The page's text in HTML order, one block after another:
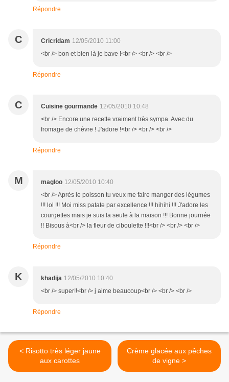
Répondre
C Cricridam 12/05/2010 11:00
<br /> bon et bien là je bave !<br /> <br /> <br />
Répondre
C Cuisine gourmande 12/05/2010 10:48
<br /> Encore une recette vraiment très sympa. Avec du
fromage de chèvre ! J'adore !<br /> <br /> <br />
Répondre
M magloo 12/05/2010 10:40
<br /> Après le poisson tu veux me faire manger des légumes
!!! lol !!! Moi miss patate par excellence !!! hihihi !!! J'adore les
courgettes mais je suis la seule à la maison !!! Bonne journée
!! Bisous à<br /> la fleur de ciboulette !!!<br /> <br /> <br />
Répondre
K khadija 12/05/2010 10:40
<br /> super!!<br /> j aime beaucoup<br /> <br /> <br />
Répondre
< Risotto très léger jaune
aux carottes
Crème glacée aux pêches
de vigne >